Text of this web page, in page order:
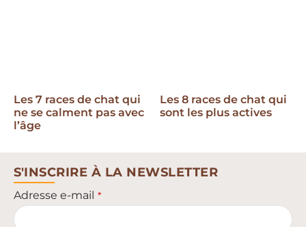
Les 7 races de chat qui
ne se calment pas avec
l’âge
Les 8 races de chat qui
sont les plus actives
S'INSCRIRE À LA NEWSLETTER
Adresse e-mail *